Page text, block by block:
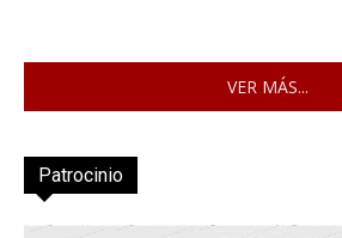
VER MÁS...
Patrocinio